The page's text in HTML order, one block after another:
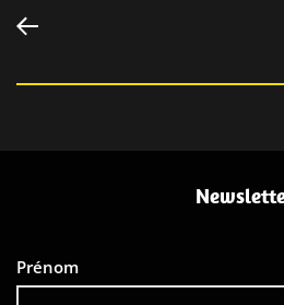
Navigation
Previous
Prénom